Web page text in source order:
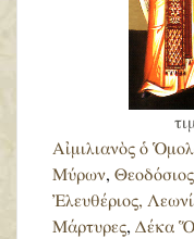
Αἰμιλιανὸς ὁ
Μύρων,
Ἐλευθέριος,
Μάρτυρες, Δέκα